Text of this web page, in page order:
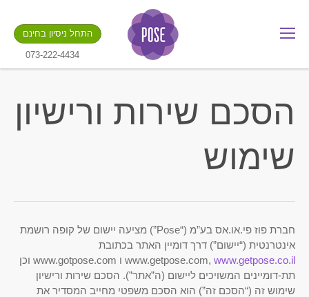
.gotpose.com
התחל ניסיון בחינם
073-222-4434
הסכם שירות ורישיון
שימוש
חברת פוז פי.או.אס בע”מ (“Pose”) מציעה יישום של קופה רושמת
אינטרנטית (“יישום”) דרך דומיין האתר בכתובת
www.getpose.com, www.getpose.co.il
ו www.gotpose.com וכן
תת-דומיינים המשויכים ליישום (ה”אתר”). הסכם שירות ורישיון
שימוש זה (“הסכם זה”) הוא הסכם משפטי מחייב המסדיר את